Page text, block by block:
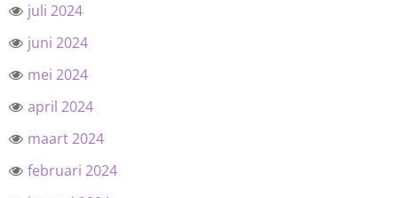
juli 2024
juni 2024
mei 2024
april 2024
maart 2024
februari 2024